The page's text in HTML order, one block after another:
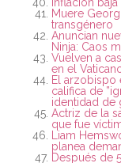
Muere
transgénero
Anuncian
Ninja: Caos
Vuelven a
en el
El arzobispo
califica de
identidad de
Actriz de la
que fue
Liam
planea
Después de